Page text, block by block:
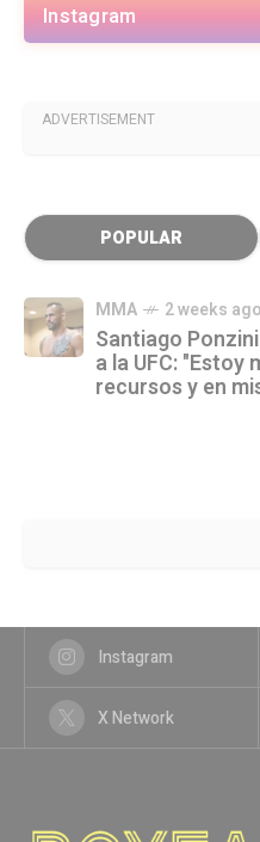
Instagram
ADVERTISEMENT
POPULAR
MMA 2 weeks ago
Santiago
a la UFC: "Estoy
recursos y en
Instagram
X Network